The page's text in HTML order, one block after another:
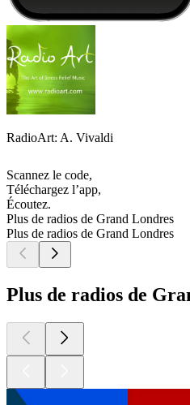
RadioArt: A. Vivaldi
Scannez le code,
Téléchargez l’app,
Écoutez.
Plus de radios de Grand Londres
Plus de radios de Grand Londres
Plus de radios de